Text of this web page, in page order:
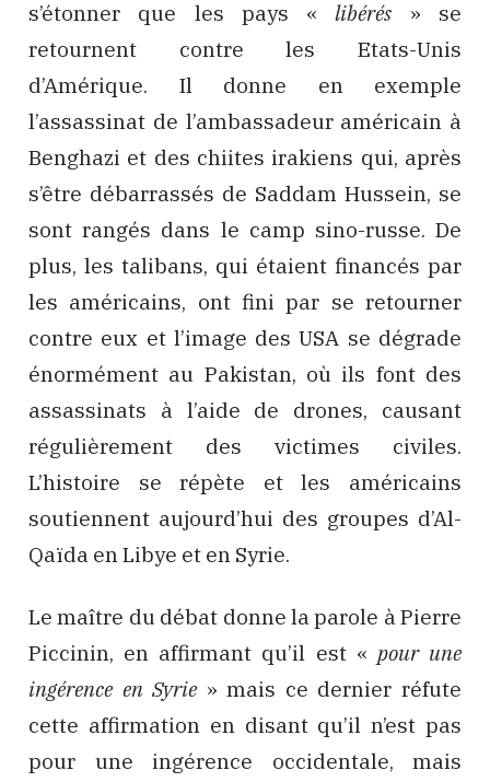
s’étonner que les pays «libérés » se
retournent contre les Etats-Unis
d’Amérique. Il donne en exemple
l’assassinat de l’ambassadeur américain à
Benghazi et des chiites irakiens qui, après
s’être débarrassés de Saddam Hussein, se
sont rangés dans le camp sino-russe. De
plus, les talibans, qui étaient financés par
les américains, ont fini par se retourner
contre eux et l’image des USA se dégrade
énormément au Pakistan, où ils font des
assassinats à l’aide de drones, causant
régulièrement des victimes civiles.
L’histoire se répète et les américains
soutiennent aujourd’hui des groupes d’Al-
Qaïda en Libye et en Syrie.
Le maître du débat donne la parole à Pierre
Piccinin, en affirmant qu’il est « pour une
ingérence en Syrie » mais ce dernier réfute
cette affirmation en disant qu’il n’est pas
pour une ingérence occidentale, mais